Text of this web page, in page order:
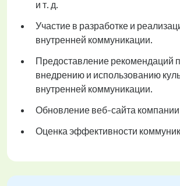
и т. д.
Участие в разработке и
внутренней коммуникации.
Предоставление рекомендаций
внедрению и использованию
внутренней коммуникации.
Обновление веб-сайта компании
Оценка эффективности